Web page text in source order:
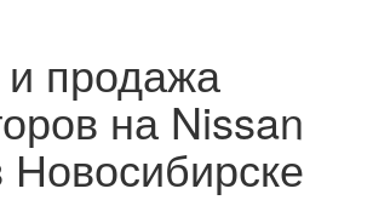
продажа
на Nissan
Новосибирске